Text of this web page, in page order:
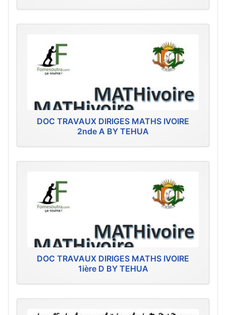
DOC TRAVAUX DIRIGES MATHS IVOIRE
2nde A BY TEHUA
DOC TRAVAUX DIRIGES MATHS IVOIRE
1ière D BY TEHUA